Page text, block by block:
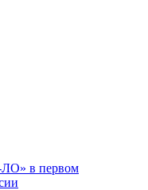
ЛО» в первом